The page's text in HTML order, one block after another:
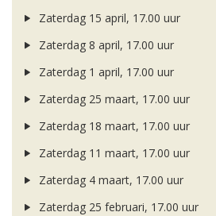
Zaterdag 15 april, 17.00 uur
Zaterdag 8 april, 17.00 uur
Zaterdag 1 april, 17.00 uur
Zaterdag 25 maart, 17.00 uur
Zaterdag 18 maart, 17.00 uur
Zaterdag 11 maart, 17.00 uur
Zaterdag 4 maart, 17.00 uur
Zaterdag 25 februari, 17.00 uur